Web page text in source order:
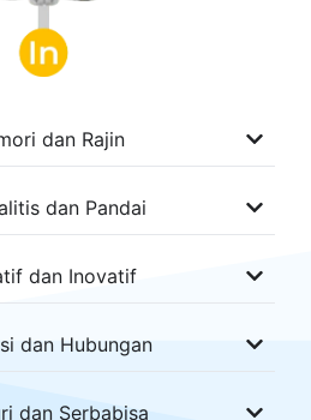
dan Rajin
dan Pandai
dan Inovatif
dan Hubungan
dan Serbabisa